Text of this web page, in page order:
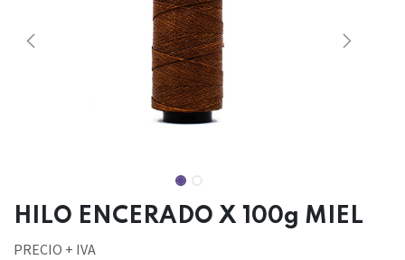
HILO ENCERADO X 100g MIEL
PRECIO + IVA